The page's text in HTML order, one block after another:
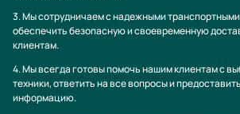
3. Мы сотрудничаем с надежными
обеспечить безопасную и своевременную
клиентам.
4. Мы всегда готовы помочь нашим клиентам с
техники, ответить на все вопросы и
информацию.